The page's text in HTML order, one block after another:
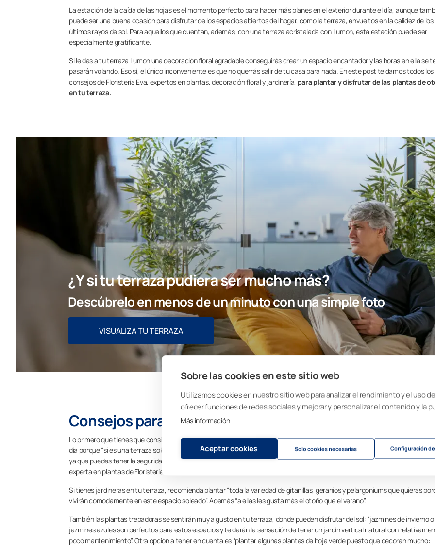
Sobre las cookies en este sitio web
Utilizamos cookies en nuestro sitio web para analizar el rendimiento y el uso
ofrecer funciones de redes sociales y mejorar y personalizar el contenido y la
Más información
Aceptar cookies Solo cookies necesarias Configuración
La estación de la caída de las hojas es el momento perfecto para hacer más planes en el exterior durante el día, aunque
puede ser una buena ocasión para disfrutar de los espacios abiertos del hogar, como la terraza, envueltos en la calidez de los
últimos rayos de sol. Para aquellos que cuentan, además, con una terraza acristalada con Lumon, esta estación puede ser
especialmente gratificante.
Si le das a tu terraza Lumon una decoración floral agradable conseguirás crear un espacio encantador y las horas en ella se
pasarán volando. Eso sí, el único inconveniente es que no querrás salir de tu casa para nada. En este post te damos todos los
consejos de Floristería Eva, expertos en plantas, decoración floral y jardinería, para plantar y disfrutar de las plantas de
en tu terraza.
¿Y si tu terraza pudiera ser mucho más?
Descúbrelo en menos de un minuto con una simple foto
VISUALIZA TU TERRAZA
Consejos para plantar plantas de otoño en tu terraza
Lo primero que tienes que considerar paraplantar plantas de otoño en tu terrazaes cuánta cantidad de sol les dará
día porque “si es una terraza soleada (con unas seis horas de luz al día) en el otoño podrás disfrutar también de plantas de
ya que puedes tener la seguridad de que aquí no se helarán. “Es como si tuvieras un pequeño invernadero en casa”, explica la
experta en plantas de Floristería Eva.
Si tienes jardineras en tu terraza, recomienda plantar “toda la variedad de gitanillas, geranios y pelargoniums que quieras
vivirán cómodamente en este espacio soleado”. Además “a ellas les gusta más el otoño que el verano”.
También las plantas trepadoras se sentirán muy a gusto en tu terraza, donde pueden disfrutar del sol: “jazmines de invierno o
jazmines azules son perfectos para estos espacios y te darán la sensación de tener un jardín vertical natural con
poco mantenimiento”. Otra opción a tener en cuenta es “plantar algunas plantas de hoja verde puesto que decoran mucho: